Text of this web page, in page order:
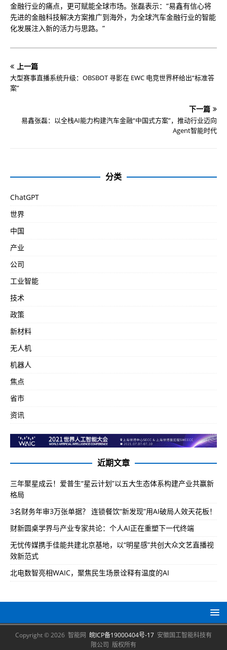
金融行业的痛点，更可赋能全球市场。张磊表示：“易鑫有信心将
先进的金融科技解决方案推广到海外，为全球汽车金融行业的智能
化发展注入新的活力与思路。”
上一篇
大型赛事直播系统升级：OBSBOT 寻影在 EWC 电竞世界杯给出“标准答
案”
下一篇
易鑫张磊：以全栈AI能力构建汽车金融“中国式方案”，推动行业迈向
Agent智能时代
分类
ChatGPT
世界
中国
产业
公司
工业智能
技术
政策
新材料
无人机
机器人
焦点
省市
资讯
近期文章
三年聚星成云！爱普生“星云计划”以五大生态体系构建产业共赢新
格局
3名财务年审3万张单据？ 连锁餐饮“新发现”用AI破局人效天花板！
财新圆桌学界与产业专家共论：个人AI正在重塑下一代终端
无忧传媒携手佳能共建北京基地，以“明星感”共创大众文艺直播视
效新范式
北电数智亮相WAIC，聚焦民生场景诠释有温度的AI
Copyright © 2026 智能网 皖ICP备19000404号-17 安徽国工智能科技有
限公司 版权所有